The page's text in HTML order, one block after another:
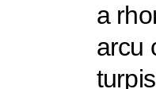
a
arcu